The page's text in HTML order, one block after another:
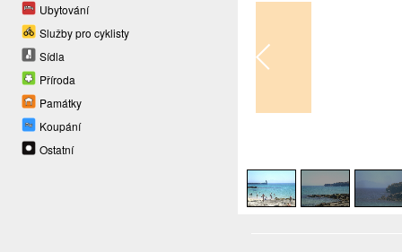
Ubytování
Služby pro cyklisty
Sídla
Příroda
Památky
Koupání
Ostatní